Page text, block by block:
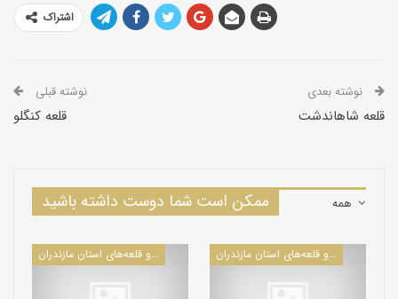
اشتراک
نوشته قبلی
قلعه کنگلو قلعه شاهاندشت
ممکن است شما دوست داشته باشید
كاروانسراها و قلعه‌های استان مازندران كاروانسراها و قلعه‌های استان مازندران